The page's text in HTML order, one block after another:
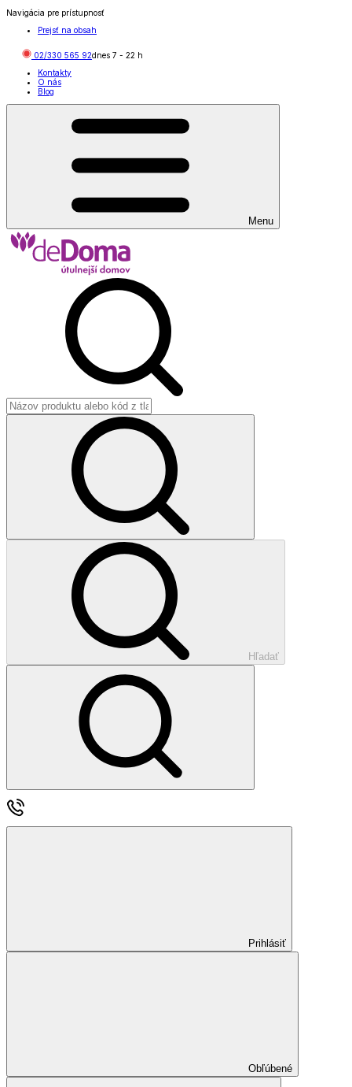
Navigácia pre prístupnosť
Prejsť na obsah
02/330 565 92dnes 7 - 22 h
Kontakty
O nás
Blog
Menu
Hľadať
Prihlásiť
Obľúbené